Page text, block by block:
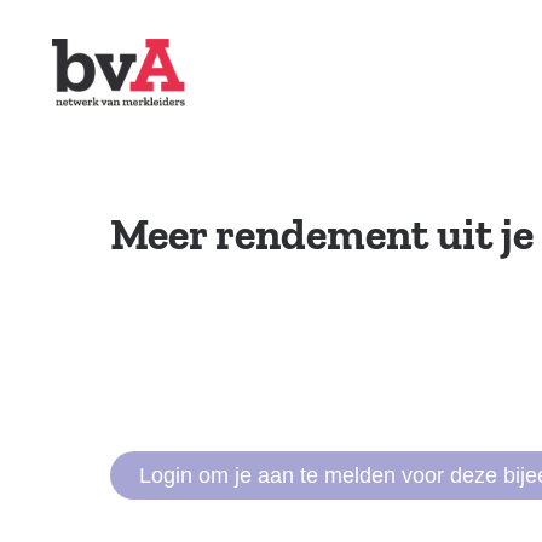
Meer rendement uit
Login om je aan te melden voor deze